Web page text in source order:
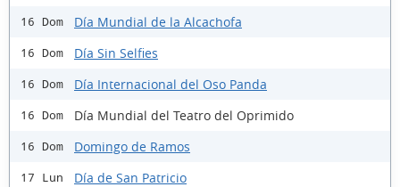
16 Dom Día Mundial de la Alcachofa
16 Dom Día Sin Selfies
16 Dom Día Internacional del Oso Panda
16 Dom Día Mundial del Teatro del Oprimido
16 Dom Domingo de Ramos
17 Lun Día de San Patricio